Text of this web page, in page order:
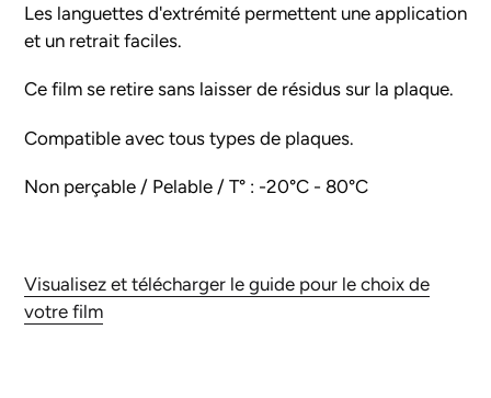
Les languettes d'extrémité permettent une application
et un retrait faciles.
Ce film se retire sans laisser de résidus sur la plaque.
Compatible avec tous types de plaques.
Non perçable / Pelable / T° : -20°C - 80°C
Visualisez et télécharger le guide pour le choix de
votre film